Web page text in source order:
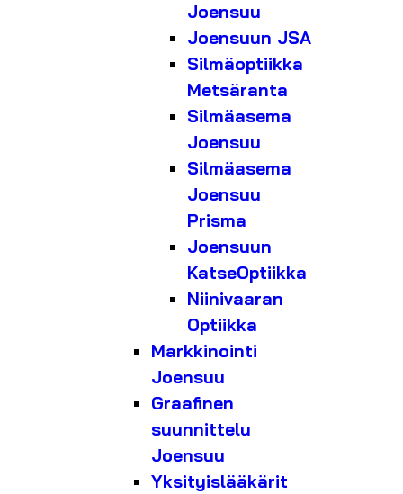
Joensuu
Joensuun JSA
Silmäoptiikka
Metsäranta
Silmäasema
Joensuu
Silmäasema
Joensuu
Prisma
Joensuun
KatseOptiikka
Niinivaaran
Optiikka
Markkinointi
Joensuu
Graafinen
suunnittelu
Joensuu
Yksityislääkärit